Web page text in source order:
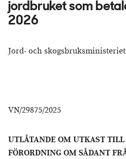
jordbruket som
2026
Jord- och skogsbruksministeriet
VN/29875/2025
UTLÅTANDE OM UTKAST TILL
FÖRORDNING OM SÅDANT